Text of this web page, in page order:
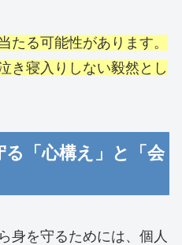
たる可能性があります。
き寝入りしない毅然とし
る「心構え」と「会
身を守るためには、個人